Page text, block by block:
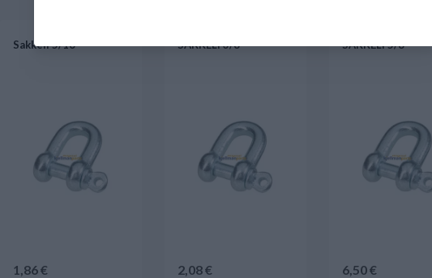
Sakkeli 5/16"
1,86 €
SAKKELI 3/8"
2,08 €
SAKKELI 5/8"
6,50 €